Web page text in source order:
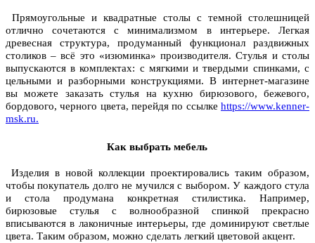
Прямоугольные и квадратные столы с темной столешницей
отлично сочетаются с минимализмом в интерьере. Легкая
древесная структура, продуманный функционал раздвижных
столиков – всё это «изюминка» производителя. Стулья и столы
выпускаются в комплектах: с мягкими и твердыми спинками, с
цельными и разборными конструкциями. В интернет-магазине
вы можете заказать стулья на кухню бирюзового, бежевого,
бордового, черного цвета, перейдя по ссылке https://www.kenner-
msk.ru.
Как выбрать мебель
Изделия в новой коллекции проектировались таким образом,
чтобы покупатель долго не мучился с выбором. У каждого стула
и стола продумана конкретная стилистика. Например,
бирюзовые стулья с волнообразной спинкой прекрасно
вписываются в лаконичные интерьеры, где доминируют светлые
цвета. Таким образом, можно сделать легкий цветовой акцент.